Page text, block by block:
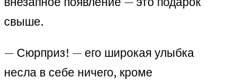
свыше.
— Сюрприз! — его широкая улыбка
несла в себе ничего, кроме